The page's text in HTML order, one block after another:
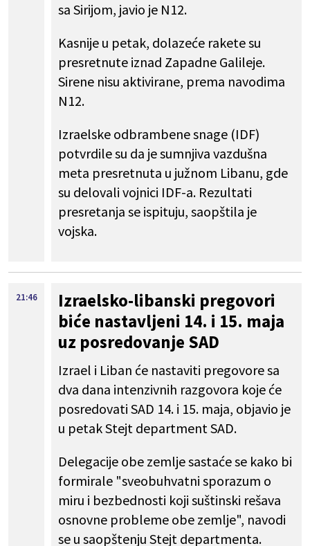
sa Sirijom, javio je N12.
Kasnije u petak, dolazeće rakete su
presretnute iznad Zapadne Galileje.
Sirene nisu aktivirane, prema navodima
N12.
Izraelske odbrambene snage (IDF)
potvrdile su da je sumnjiva vazdušna
meta presretnuta u južnom Libanu, gde
su delovali vojnici IDF-a. Rezultati
presretanja se ispituju, saopštila je
vojska.
21:46
Izraelsko-libanski pregovori
biće nastavljeni 14. i 15. maja
uz posredovanje SAD
Izrael i Liban će nastaviti pregovore sa
dva dana intenzivnih razgovora koje će
posredovati SAD 14. i 15. maja, objavio je
u petak Stejt department SAD.
Delegacije obe zemlje sastaće se kako bi
formirale "sveobuhvatni sporazum o
miru i bezbednosti koji suštinski rešava
osnovne probleme obe zemlje", navodi
se u saopštenju Stejt departmenta.